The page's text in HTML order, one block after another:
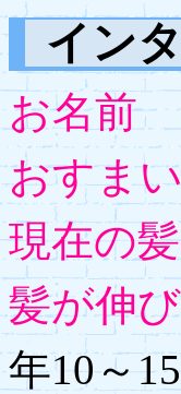
イン
お名前
おすまい
現在の
髪が伸
年10～